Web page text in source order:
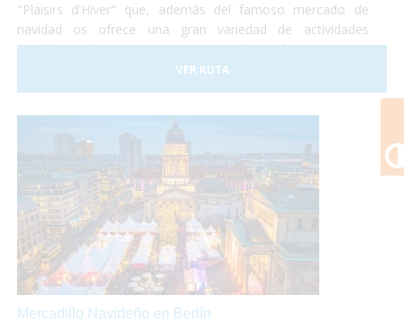
"Plaisirs d'Hiver" que, además del famoso mercado de
navidad os ofrece una gran variedad de actividades
paralelas tales como conciertos de música, artistas
callejeros, procesiones y desfiles. También conocerás le
mágica ciudad de Brujas y sus mercadillos. Una escapada
encargamos de que los servicios estén perfectamente
adaptados a tus necesidades!
VER RUTA
Mercadillo Navideño en Berlín